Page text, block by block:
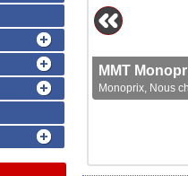
MMT
Monoprix, Nous